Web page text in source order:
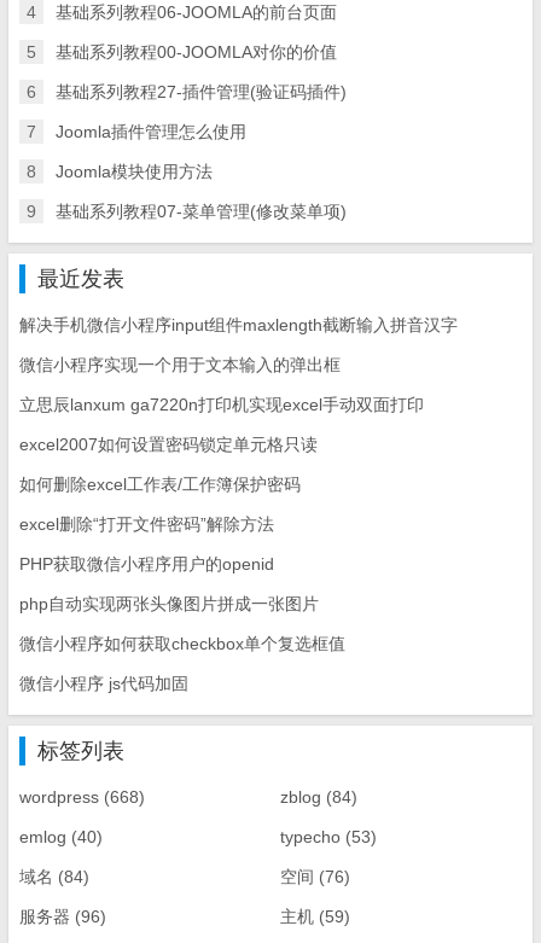
4 基础系列教程06-JOOMLA的前台页面
5 基础系列教程00-JOOMLA对你的价值
6 基础系列教程27-插件管理(验证码插件)
7 Joomla插件管理怎么使用
8 Joomla模块使用方法
9 基础系列教程07-菜单管理(修改菜单项)
最近发表
解决手机微信小程序input组件maxlength截断输入拼音汉字
微信小程序实现一个用于文本输入的弹出框
立思辰lanxum ga7220n打印机实现excel手动双面打印
excel2007如何设置密码锁定单元格只读
如何删除excel工作表/工作簿保护密码
excel删除“打开文件密码”解除方法
PHP获取微信小程序用户的openid
php自动实现两张头像图片拼成一张图片
微信小程序如何获取checkbox单个复选框值
微信小程序 js代码加固
标签列表
wordpress (668) zblog (84)
emlog (40) typecho (53)
域名 (84) 空间 (76)
服务器 (96) 主机 (59)